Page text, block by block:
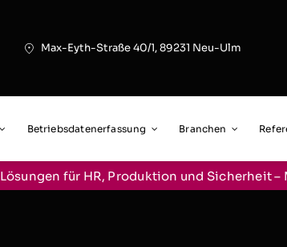
Max-Eyth-Straße 40/1, 89231 Neu-Ulm
Betriebsdatenerfassung Branchen
Lösungen für HR, Produktion und Sicherheit –